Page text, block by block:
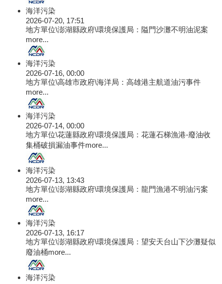
海洋污染
2026-07-20, 17:51
地方單位\澎湖縣政府\環境保護局：隘門沙灘不明油泥案
more...
海洋污染
2026-07-16, 00:00
地方單位\高雄市政府\海洋局：高雄港主航道油污事件
more...
海洋污染
2026-07-14, 00:00
地方單位\花蓮縣政府\環境保護局：花蓮石梯漁港-廢油收
集桶破損漏油事件more...
海洋污染
2026-07-13, 13:43
地方單位\澎湖縣政府\環境保護局：龍門漁港不明油污案
more...
海洋污染
2026-07-13, 16:17
地方單位\澎湖縣政府\環境保護局：望安天台山下沙灘疑似
廢油桶more...
海洋污染